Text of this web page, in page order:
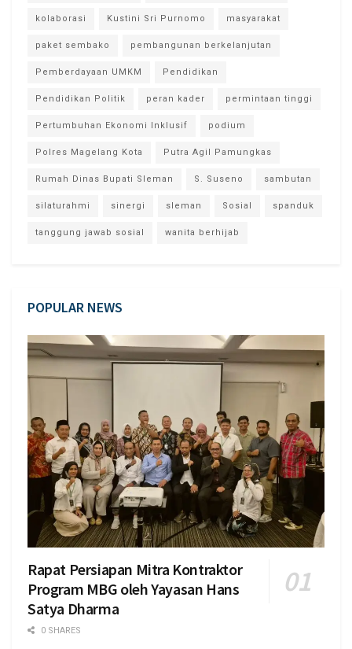
kolaborasi Kustini Sri Purnomo masyarakat
paket sembako pembangunan berkelanjutan
Pemberdayaan UMKM Pendidikan
Pendidikan Politik peran kader permintaan tinggi
Pertumbuhan Ekonomi Inklusif podium
Polres Magelang Kota Putra Agil Pamungkas
Rumah Dinas Bupati Sleman S. Suseno sambutan
silaturahmi sinergi sleman Sosial spanduk
tanggung jawab sosial wanita berhijab
POPULAR NEWS
Rapat Persiapan Mitra Kontraktor
Program MBG oleh Yayasan Hans
Satya Dharma
0 SHARES